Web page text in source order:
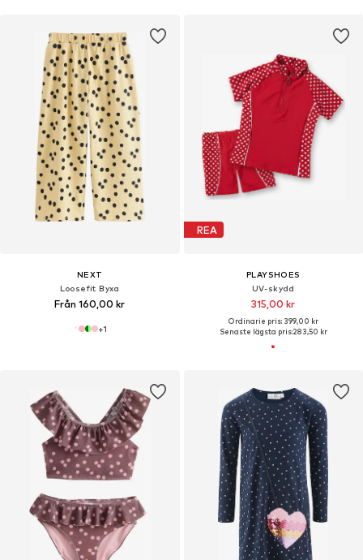
NEXT
Loosefit Byxa
Från 160,00 kr
+1
REA
PLAYSHOES
UV-skydd
315,00 kr
Ordinarie pris: 399,00 kr
Senaste lägsta pris:283,50 kr